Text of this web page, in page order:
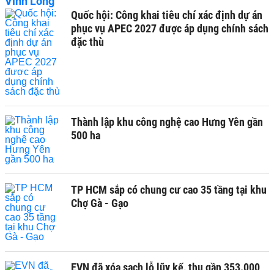
Quốc hội: Công khai tiêu chí xác định dự án
phục vụ APEC 2027 được áp dụng chính sách
đặc thù
Thành lập khu công nghệ cao Hưng Yên gần
500 ha
TP HCM sắp có chung cư cao 35 tầng tại khu
Chợ Gà - Gạo
EVN đã xóa sạch lỗ lũy kế, thu gần 353.000